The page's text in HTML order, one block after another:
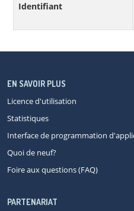
Identifiant
EN SAVOIR PLUS
Licence d'utilisation
Statistiques
Interface de programmation
Quoi de neuf?
Foire aux questions (FAQ)
PARTENARIAT